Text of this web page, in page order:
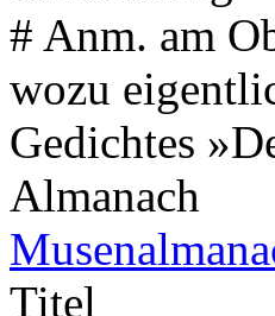
# Anm. am
wozu
Gedichtes
Almanach
Titel